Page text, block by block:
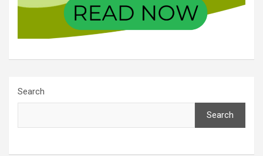
Search
Search